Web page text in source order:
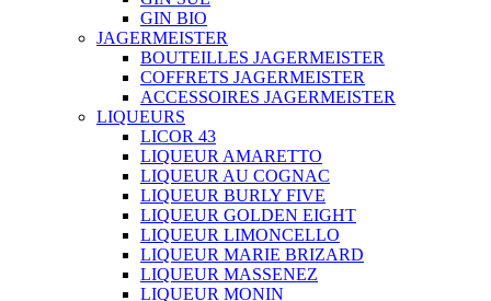
GIN BIO
JAGERMEISTER
BOUTEILLES JAGERMEISTER
COFFRETS JAGERMEISTER
ACCESSOIRES JAGERMEISTER
LIQUEURS
LICOR 43
LIQUEUR AMARETTO
LIQUEUR AU COGNAC
LIQUEUR BURLY FIVE
LIQUEUR GOLDEN EIGHT
LIQUEUR LIMONCELLO
LIQUEUR MARIE BRIZARD
LIQUEUR MASSENEZ
LIQUEUR MONIN